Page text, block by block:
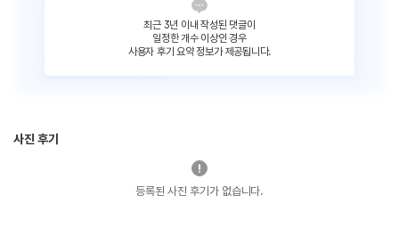
최근 3년 이내 작성된 댓글이
일정한 개수 이상인 경우
사용자 후기 요약 정보가 제공됩니다.
사진 후기
등록된 사진 후기가 없습니다.